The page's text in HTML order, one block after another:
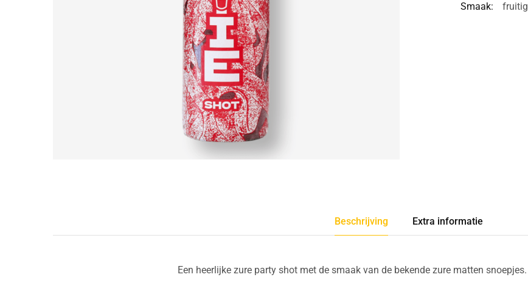
Smaak:
fruitig
Beschrijving Extra informatie
Een heerlijke zure party shot met de smaak van de bekende zure matten snoepjes.